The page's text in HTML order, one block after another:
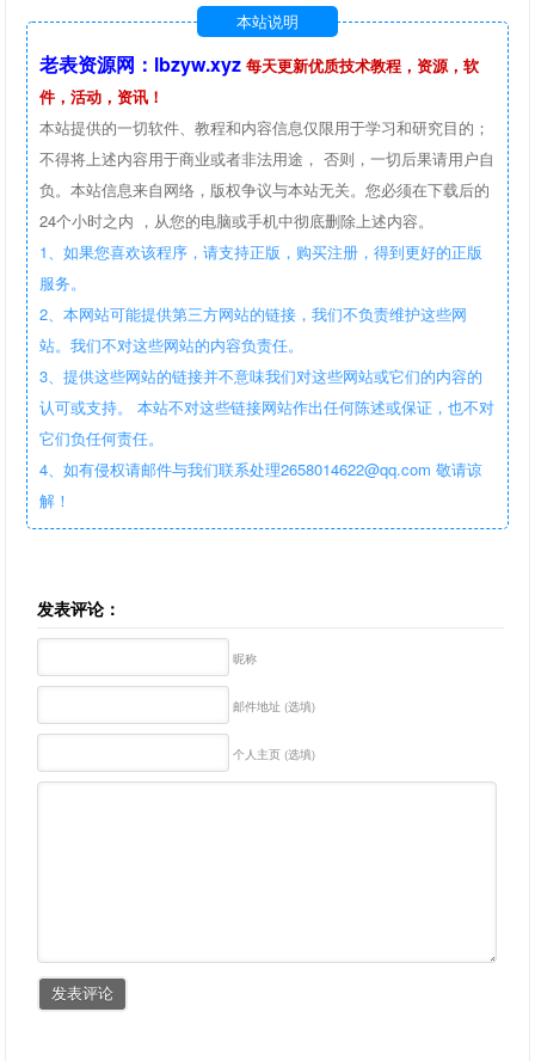
本站说明
老表资源网：lbzyw.xyz 每天更新优质技术教程，资源，软
件，活动，资讯！
本站提供的一切软件、教程和内容信息仅限用于学习和研究目的；
不得将上述内容用于商业或者非法用途， 否则，一切后果请用户自
负。本站信息来自网络，版权争议与本站无关。您必须在下载后的
24个小时之内 ，从您的电脑或手机中彻底删除上述内容。
1、如果您喜欢该程序，请支持正版，购买注册，得到更好的正版
服务。
2、本网站可能提供第三方网站的链接，我们不负责维护这些网
站。我们不对这些网站的内容负责任。
3、提供这些网站的链接并不意味我们对这些网站或它们的内容的
认可或支持。 本站不对这些链接网站作出任何陈述或保证，也不对
它们负任何责任。
4、如有侵权请邮件与我们联系处理2658014622@qq.com 敬请谅
解！
发表评论：
昵称
邮件地址 (选填)
个人主页 (选填)